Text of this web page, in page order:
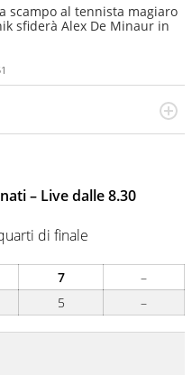
scampo al tennista magiaro
sfiderà Alex De Minaur in
di sport ma calcio e
Ho capito che il
ho pianto nel giorno in
vita ancora lunga quando un
volta in carriera
– Live dalle 8.30
di finale
7
–
5 –